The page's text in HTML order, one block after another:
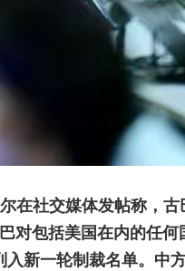
在社交媒体发帖称，
包括美国在内的任
新一轮制裁名单。中